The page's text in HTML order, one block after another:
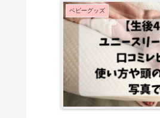
ベビーグッズ